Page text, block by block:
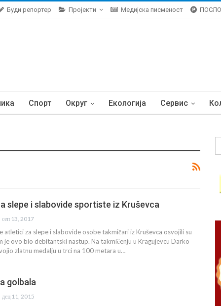
Буди репортер Пројекти Медијска писменост
Спорт Округ Екологија Сервис
slepe i slabovide sportiste iz Kruševca
сеп 13, 2017
atletici za slepe i slabovide osobe takmičari iz Kruševca osvojili su
je ovo bio debitantski nastup. Na takmičenju u Kragujevcu Darko
zlatnu medalju u trci na 100 metara u…
golbala
дец 11, 2015